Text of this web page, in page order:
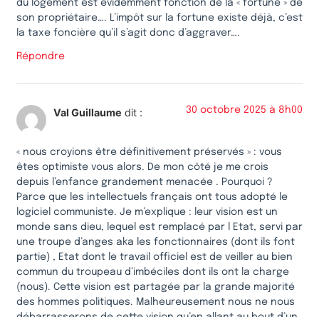
du logement est évidemment fonction de la « fortune » de
son propriétaire…. L’impôt sur la fortune existe déjà, c’est
la taxe foncière qu’il s’agit donc d’aggraver….
Répondre
Val Guillaume dit : 30 octobre 2025 à 8h00
« nous croyions être définitivement préservés » : vous
êtes optimiste vous alors. De mon côté je me crois
depuis l’enfance grandement menacée . Pourquoi ?
Parce que les intellectuels français ont tous adopté le
logiciel communiste. Je m’explique : leur vision est un
monde sans dieu, lequel est remplacé par l Etat, servi par
une troupe d’anges aka les fonctionnaires (dont ils font
partie) , Etat dont le travail officiel est de veiller au bien
commun du troupeau d’imbéciles dont ils ont la charge
(nous). Cette vision est partagée par la grande majorité
des hommes politiques. Malheureusement nous ne nous